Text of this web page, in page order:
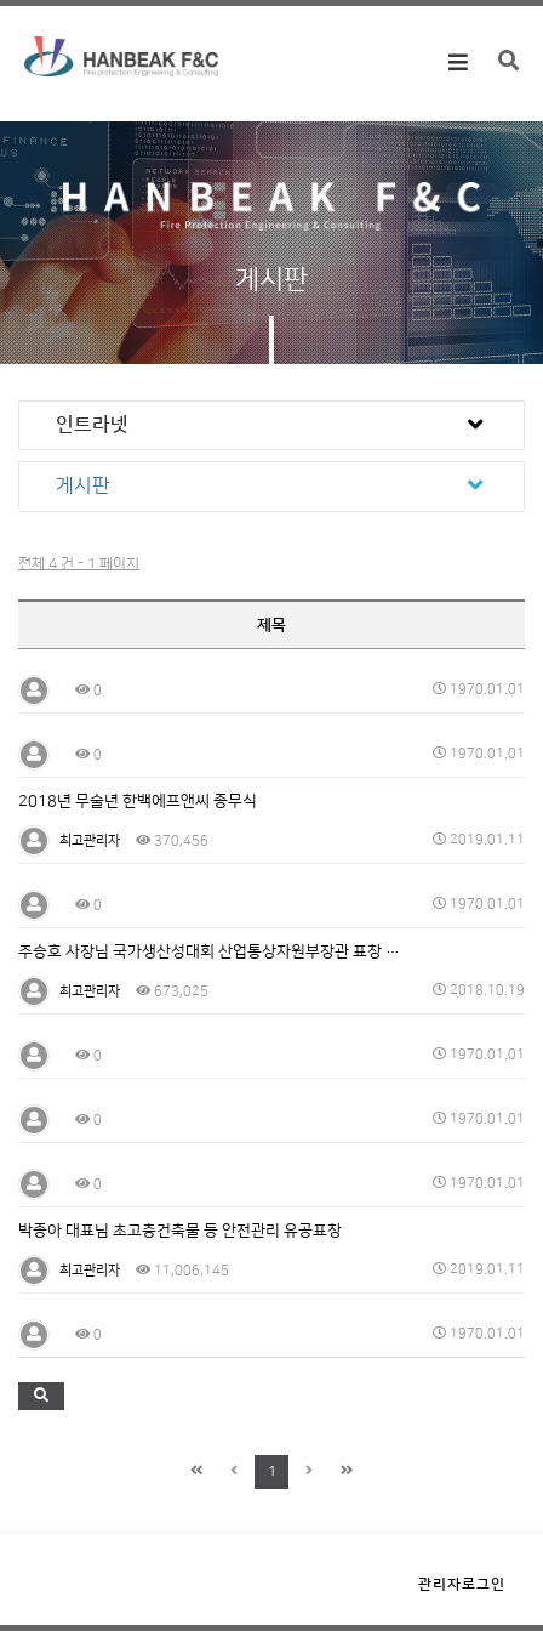
Toggle
게시판
인트라넷
게시판
전체 4 건 - 1 페이지
제목
0 1970.01.01
0 1970.01.01
2018년 무술년 한백에프앤씨 종무식
최고관리자 370,456 2019.01.11
0 1970.01.01
주승호 사장님 국가생산성대회 산업통상자원부장관 표창 …
최고관리자 673,025 2018.10.19
0 1970.01.01
0 1970.01.01
0 1970.01.01
박종아 대표님 초고층건축물 등 안전관리 유공표창
최고관리자 11,006,145 2019.01.11
0 1970.01.01
1
관리자로그인